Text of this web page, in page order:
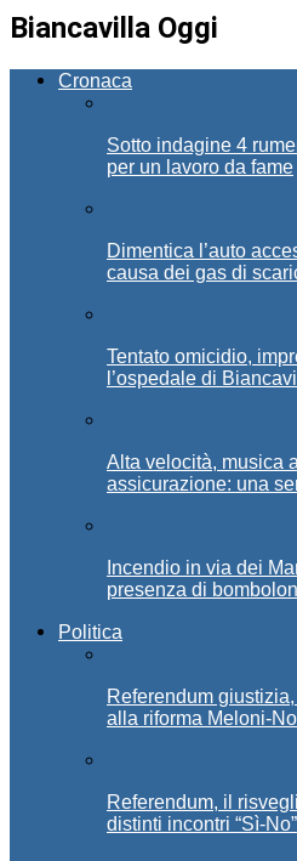
Biancavilla Oggi
Cronaca
Sotto indagine 4
per un lavoro da fame
Dimentica l’auto
causa dei gas di
Tentato omicidio,
l’ospedale di
Alta velocità, musica
assicurazione: una
Incendio in via dei
presenza di
Politica
Referendum
alla riforma Meloni-
Referendum, il
distinti incontri “Sì-No”